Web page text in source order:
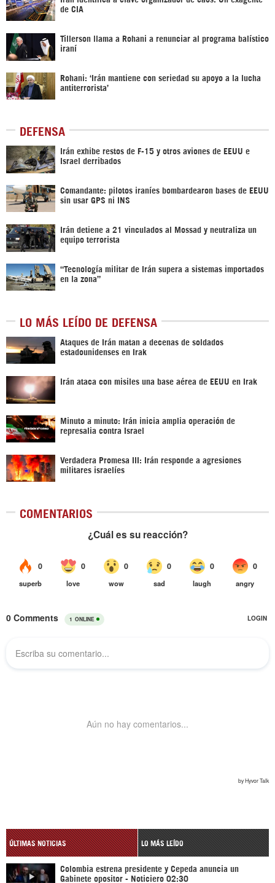
de CIA
Tillerson llama a Rohani a renunciar al programa balístico
iraní
Rohani: ‘Irán mantiene con seriedad su apoyo a la lucha
antiterrorista’
DEFENSA
Irán exhibe restos de F-15 y otros aviones de EEUU e
Israel derribados
Comandante: pilotos iraníes bombardearon bases de EEUU
sin usar GPS ni INS
Irán detiene a 21 vinculados al Mossad y neutraliza un
equipo terrorista
“Tecnología militar de Irán supera a sistemas importados
en la zona”
LO MÁS LEÍDO DE DEFENSA
Ataques de Irán matan a decenas de soldados
estadounidenses en Irak
Irán ataca con misiles una base aérea de EEUU en Irak
Minuto a minuto: Irán inicia amplia operación de
represalia contra Israel
Verdadera Promesa III: Irán responde a agresiones
militares israelíes
COMENTARIOS
ÚLTIMAS NOTICIAS LO MÁS LEÍDO
Colombia estrena presidente y Cepeda anuncia un
Gabinete opositor - Noticiero 02:30